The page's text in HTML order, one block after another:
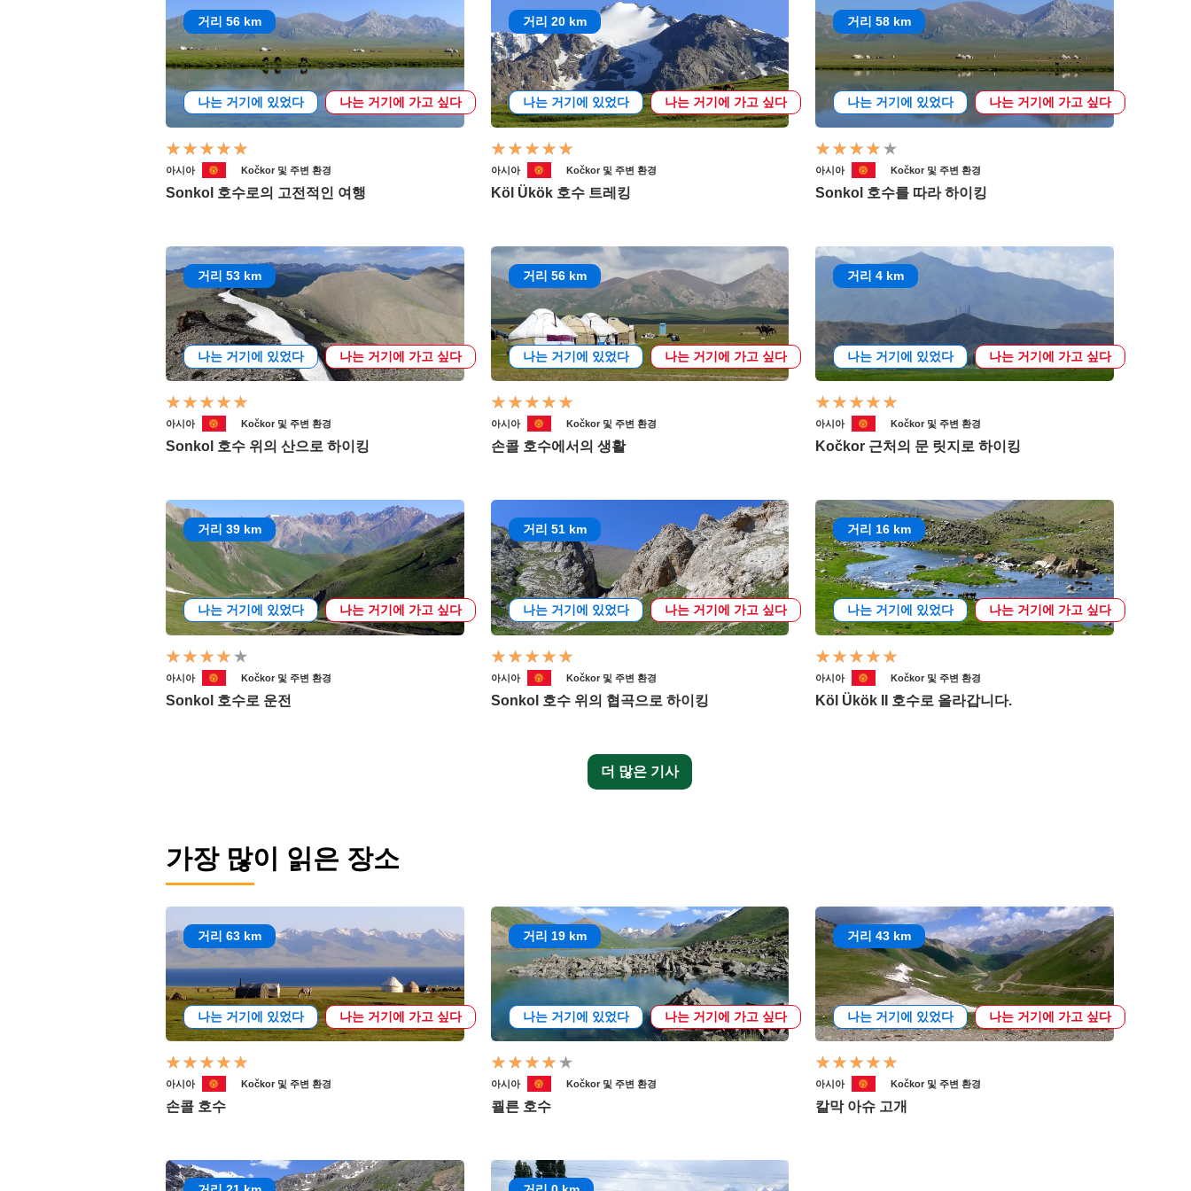
거리 56 km
나는 거기에 있었다 나는 거기에 가고 싶다
아시아 Kočkor 및 주변 환경
Sonkol 호수로의 고전적인 여행
거리 20 km
나는 거기에 있었다 나는 거기에 가고 싶다
아시아 Kočkor 및 주변 환경
Köl Ükök 호수 트레킹
거리 58 km
나는 거기에 있었다 나는 거기에 가고 싶다
아시아 Kočkor 및 주변 환경
Sonkol 호수를 따라 하이킹
거리 53 km
나는 거기에 있었다 나는 거기에 가고 싶다
아시아 Kočkor 및 주변 환경
Sonkol 호수 위의 산으로 하이킹
거리 56 km
나는 거기에 있었다 나는 거기에 가고 싶다
아시아 Kočkor 및 주변 환경
손콜 호수에서의 생활
거리 4 km
나는 거기에 있었다 나는 거기에 가고 싶다
아시아 Kočkor 및 주변 환경
Kočkor 근처의 문 릿지로 하이킹
거리 39 km
나는 거기에 있었다 나는 거기에 가고 싶다
아시아 Kočkor 및 주변 환경
Sonkol 호수로 운전
거리 51 km
나는 거기에 있었다 나는 거기에 가고 싶다
아시아 Kočkor 및 주변 환경
Sonkol 호수 위의 협곡으로 하이킹
거리 16 km
나는 거기에 있었다 나는 거기에 가고 싶다
아시아 Kočkor 및 주변 환경
Köl Ükök II 호수로 올라갑니다.
더 많은 기사
가장 많이 읽은 장소
거리 63 km
나는 거기에 있었다 나는 거기에 가고 싶다
아시아 Kočkor 및 주변 환경
손콜 호수
거리 19 km
나는 거기에 있었다 나는 거기에 가고 싶다
아시아 Kočkor 및 주변 환경
쾰른 호수
거리 43 km
나는 거기에 있었다 나는 거기에 가고 싶다
아시아 Kočkor 및 주변 환경
칼막 아슈 고개